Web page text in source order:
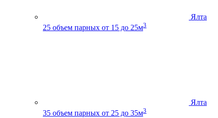
Ялта
25 объем парных от 15 до 25м3
Ялта
35 объем парных от 25 до 35м3